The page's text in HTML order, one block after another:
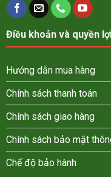
Điều khoản và quyền
Hướng dẫn mua hàng
Chính sách thanh toán
Chính sách giao hàng
Chính sách bảo mật
Chế độ bảo hành